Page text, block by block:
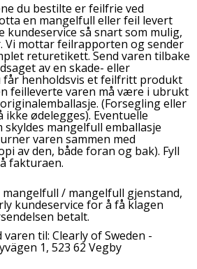
du bestilte er feilfrie ved
en mangelfull eller feil levert
kundeservice så snart som mulig,
Vi mottar feilrapporten og sender
returetikett. Send varen tilbake
av en skade- eller
henholdsvis et feilfritt produkt
feilleverte varen må være i ubrukt
(Forsegling eller
ødelegges). Eventuelle
mangelfull emballasje
varen sammen med
av den, både foran og bak). Fyll
fakturaen.
/ mangelfull gjenstand,
kundeservice for å få klagen
betalt.
varen til: Clearly of Sweden -
1, 523 62 Vegby